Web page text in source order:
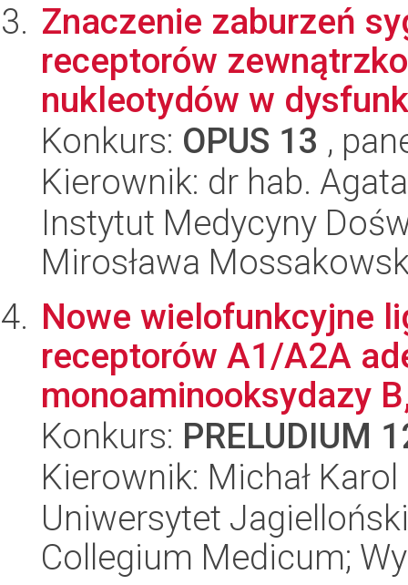
Znaczenie zaburzeń
receptorów
nukleotydów w
Konkurs: OPUS 13 ,
Kierownik: dr hab.
Instytut Medycyny
Mirosława
Nowe wielofunkcyjne
receptorów A1/A2A
monoaminooksydazy
Konkurs: PRELUDIUM
Kierownik: Michał Karol
Uniwersytet
Collegium Medicum;